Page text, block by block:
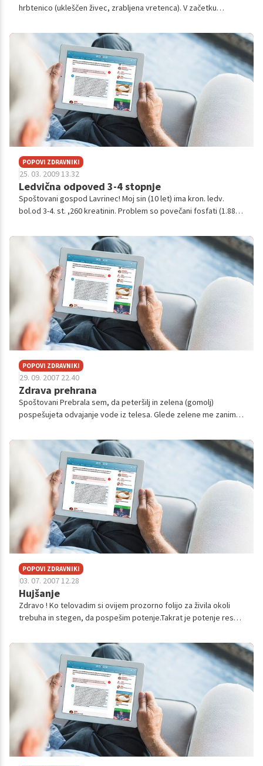
hrbtenico (ukleščen živec, zrabljena vretenca). V začetku
Ugotovili so, da...
POPOVI ZDRAVNIKI
25. 03. 2009 13.32
Ledvična odpoved 3-4 stopnje
Spoštovani gospod Lavrinec! Moj sin (10 let) ima kron. ledv.
bol.od 3-4. st. ,260 kreatinin. Problem so povečani fosfati (1.88)
meso, kusk...
POPOVI ZDRAVNIKI
29. 09. 2007 22.40
Zdrava prehrana
Spoštovani Prebrala sem, da peteršilj in zelena (gomolj)
pospešujeta odvajanje vode iz telesa. Glede zelene me zanima
na dan.? Sl...
POPOVI ZDRAVNIKI
03. 07. 2007 12.28
Hujšanje
Zdravo ! Ko telovadim si ovijem prozorno folijo za živila okoli
trebuha in stegen, da pospešim potenje.Takrat je potenje res
s tem še bolje...